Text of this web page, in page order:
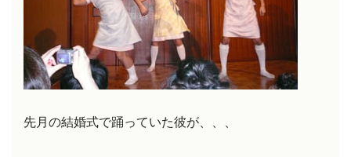
先月の結婚式で踊っていた彼が、、、